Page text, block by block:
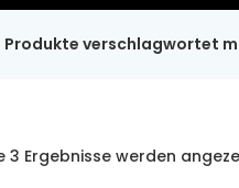
Produkte verschlagwortet
3 Ergebnisse werden